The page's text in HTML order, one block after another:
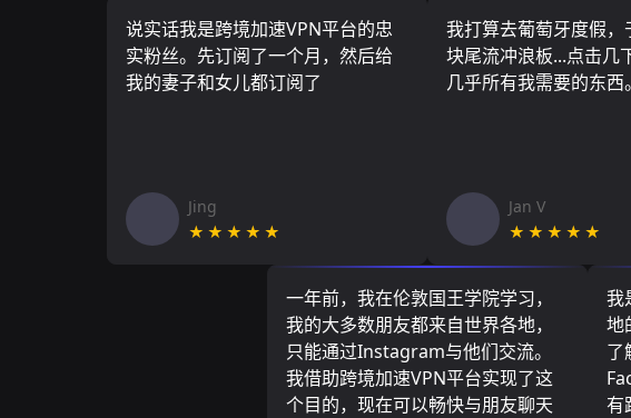
说实话我是跨境加速VPN平台的忠
实粉丝。先订阅了一个月，然后给
我的妻子和女儿都订阅了
Jing
★★★★★
我打算去葡萄牙度假，
块尾流冲浪板...点击几
几乎所有我需要的东西。
Jan V
★★★★★
一年前，我在伦敦国王学院学习，
我的大多数朋友都来自世界各地，
只能通过Instagram与他们交流。
我借助跨境加速VPN平台实现了这
个目的，现在可以畅快与朋友聊天
我
地
了
有